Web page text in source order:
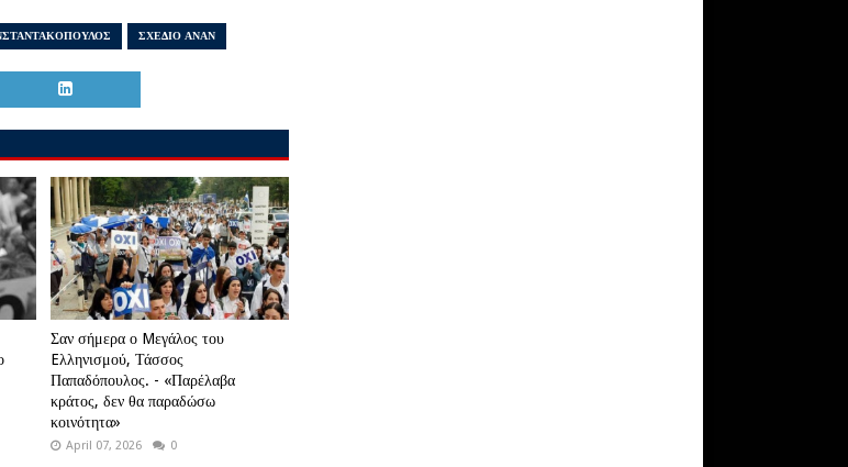
ΣΧΕΔΙΟ ΑΝΑΝ
Σαν σήμερα ο Mεγάλος του
Eλληνισμού, Τάσσος
Παπαδόπουλος. - «Παρέλαβα
κράτος, δεν θα παραδώσω
κοινότητα»
April 07, 2026 0